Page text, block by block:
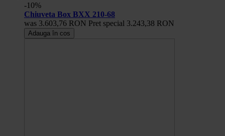
-10%
Chiuveta Box BXX 210-68
was 3.603,76 RON Pret special 3.243,38 RON
Adauga în cos